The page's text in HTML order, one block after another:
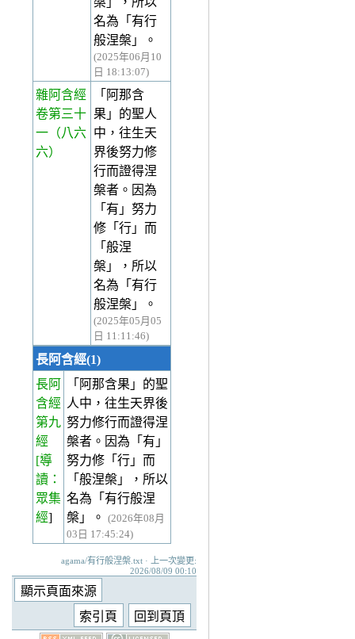
名為「有行
般涅槃」。
(2025年06月10
日 18:13:07)
雜阿含經
卷第三十
一 （八六
六）
「阿那含
果」的聖人
中，往生天
界後努力修
行而證得涅
槃者。因為
「有」努力
修「行」而
「般涅
槃」，所以
名為「有行
般涅槃」。
(2025年05月05
日 11:11:46)
長阿含經(1)
長阿
含經
第九
經
[導
讀：
眾集
經]
「阿那含果」的聖
人中，往生天界後
努力修行而證得涅
槃者。因為「有」
努力修「行」而
「般涅槃」，所以
名為「有行般涅
槃」。
(2026年08月
03日 17:45:24)
agama/有行般涅槃.txt · 上一次變更:
2026/08/09 00:10